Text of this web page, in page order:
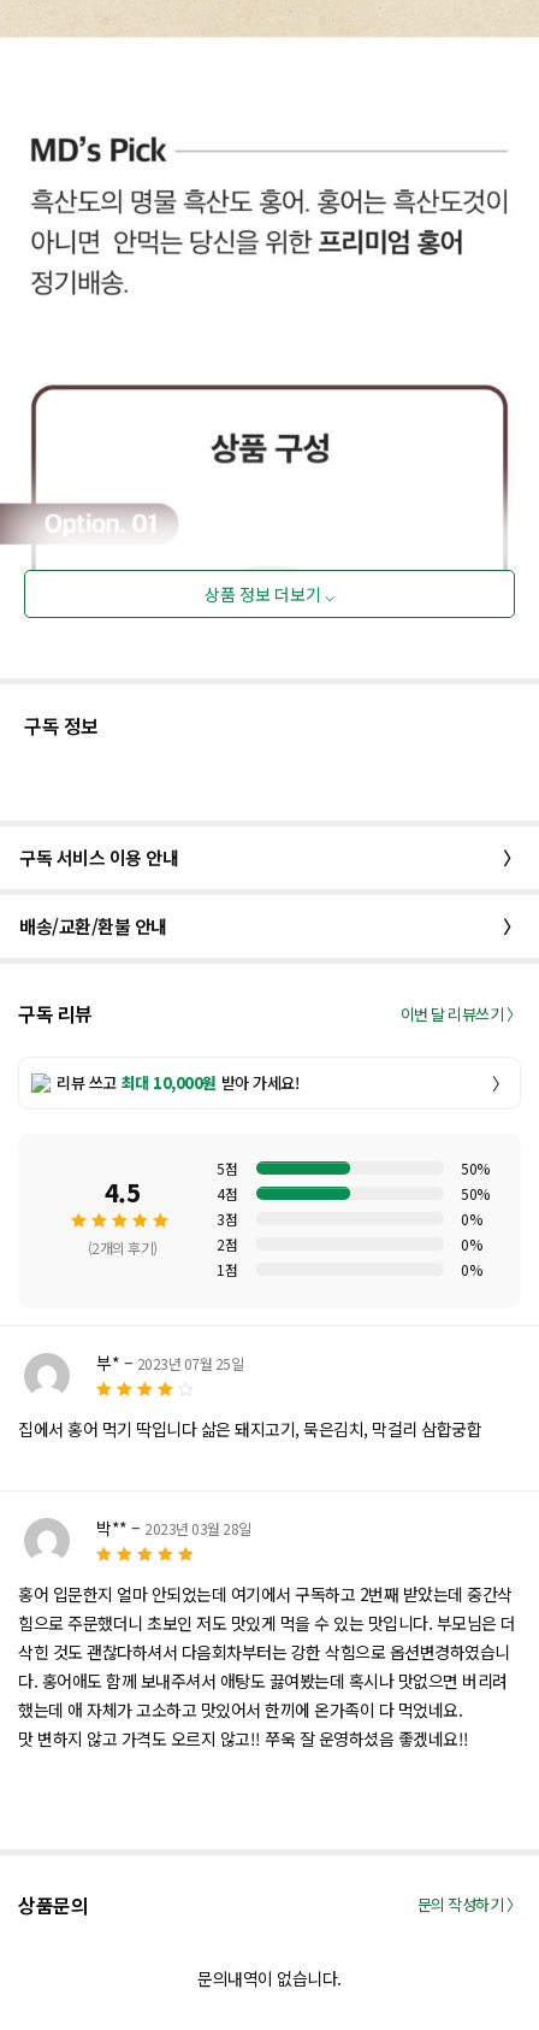
상품 정보 더보기 ⌵
구독 정보
구독 서비스 이용 안내 〉
배송/교환/환불 안내 〉
구독 리뷰 이번 달 리뷰쓰기 〉
리뷰 쓰고 최대 10,000원 받아 가세요! 〉
4.5
됨
(2개의 후기)
5점
50%
4점
50%
3점
0%
2점
0%
1점
0%
5 중에서 4
로 평가됨
부* – 2023년 07월 25일
집에서 홍어 먹기 딱입니다 삶은 돼지고기, 묵은김치, 막걸리 삼합궁합
5 중에서5 로
평가됨
박** – 2023년 03월 28일
홍어 입문한지 얼마 안되었는데 여기에서 구독하고 2번째 받았는데 중간삭
힘으로 주문했더니 초보인 저도 맛있게 먹을 수 있는 맛입니다. 부모님은 더
삭힌 것도 괜찮다하셔서 다음회차부터는 강한 삭힘으로 옵션변경하였습니
다. 홍어애도 함께 보내주셔서 애탕도 끓여봤는데 혹시나 맛없으면 버리려
했는데 애 자체가 고소하고 맛있어서 한끼에 온가족이 다 먹었네요.
맛 변하지 않고 가격도 오르지 않고!! 쭈욱 잘 운영하셨음 좋겠네요!!
상품문의 문의 작성하기 〉
문의내역이 없습니다.